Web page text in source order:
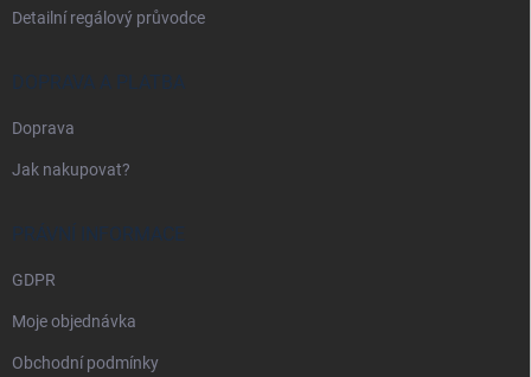
Detailní regálový průvodce
DOPRAVA A PLATBA
Doprava
Jak nakupovat?
PRÁVNÍ INFORMACE
GDPR
Moje objednávka
Obchodní podmínky